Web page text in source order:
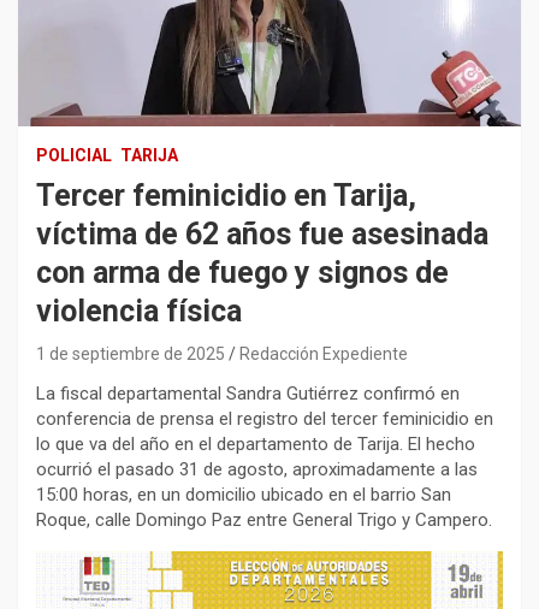
POLICIAL TARIJA
Tercer feminicidio en Tarija,
víctima de 62 años fue asesinada
con arma de fuego y signos de
violencia física
1 de septiembre de 2025 Redacción Expediente
La fiscal departamental Sandra Gutiérrez confirmó en
conferencia de prensa el registro del tercer feminicidio en
lo que va del año en el departamento de Tarija. El hecho
ocurrió el pasado 31 de agosto, aproximadamente a las
15:00 horas, en un domicilio ubicado en el barrio San
Roque, calle Domingo Paz entre General Trigo y Campero.